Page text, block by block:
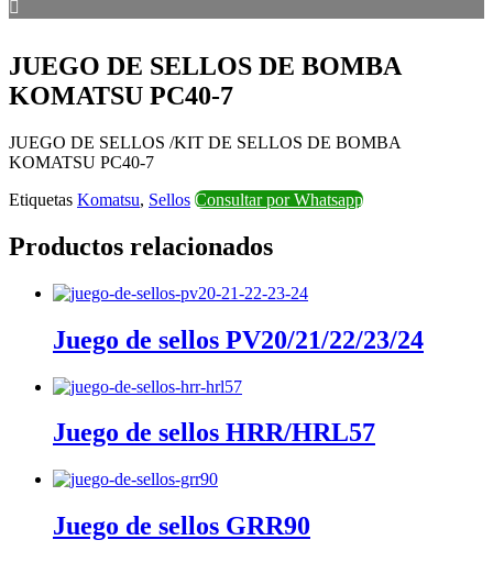
JUEGO DE SELLOS DE BOMBA
KOMATSU PC40-7
JUEGO DE SELLOS /KIT DE SELLOS DE BOMBA
KOMATSU PC40-7
Etiquetas Komatsu, Sellos Consultar por Whatsapp
Productos relacionados
Juego de sellos PV20/21/22/23/24
Juego de sellos HRR/HRL57
Juego de sellos GRR90